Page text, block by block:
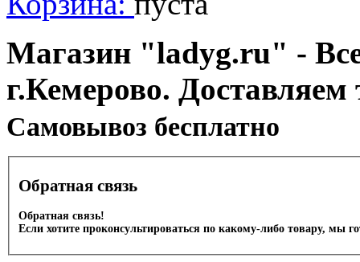
Магазин "ladyg.ru" -
г.Кемерово.
Cамовывоз бесплатно
Обратная связь
Обратная связь!
Если хотите проконсультироваться по какому-либо товару, мы